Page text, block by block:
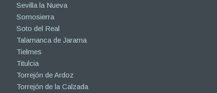
Sevilla la Nueva
Somosierra
Soto del Real
Talamanca de Jarama
Tielmes
Titulcia
Torrejón de Ardoz
Torrejón de la Calzada